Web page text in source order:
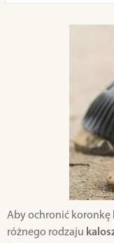
Aby ochronić koronkę
różnego rodzaju